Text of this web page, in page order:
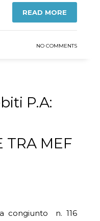
READ MORE
NO COMMENTS
P.A:
TRA MEF
congiunto n. 116